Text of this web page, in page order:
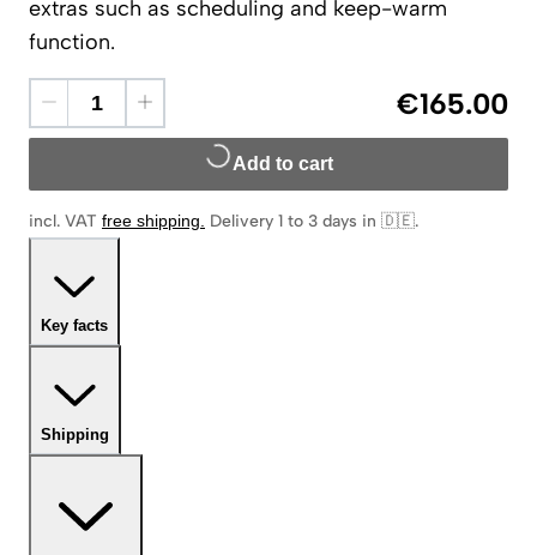
extras such as scheduling and keep-warm
function.
€165.00
Add to cart
incl. VAT free shipping Delivery 1 to 3 days in 🇩🇪.
Key facts
Shipping